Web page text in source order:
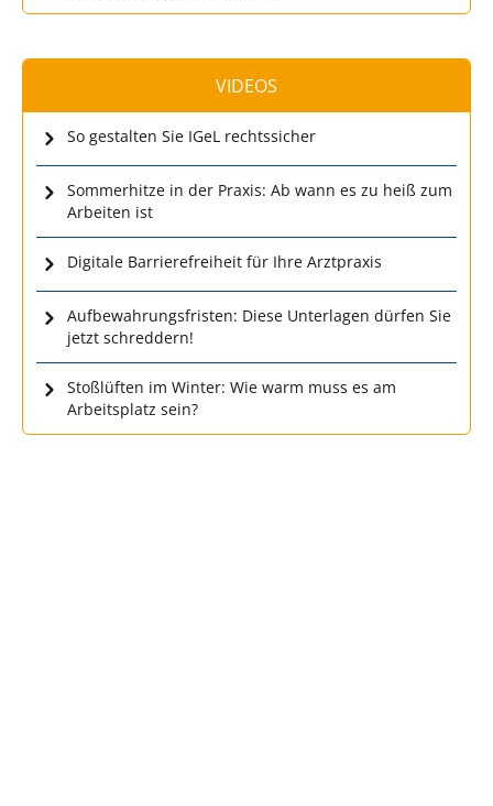
VIDEOS
So gestalten Sie IGeL rechtssicher
Sommerhitze in der Praxis: Ab wann es zu heiß zum
Arbeiten ist
Digitale Barrierefreiheit für Ihre Arztpraxis
Aufbewahrungsfristen: Diese Unterlagen dürfen Sie
jetzt schreddern!
Stoßlüften im Winter: Wie warm muss es am
Arbeitsplatz sein?